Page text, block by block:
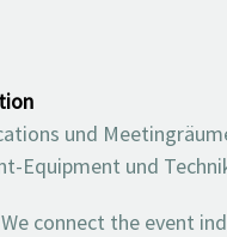
und
Equipment und
connect the event